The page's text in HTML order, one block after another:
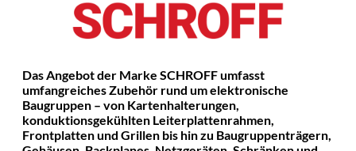
Das Angebot der Marke SCHROFF umfasst
umfangreiches Zubehör rund um elektronische
Baugruppen – von Kartenhalterungen,
konduktionsgekühlten Leiterplattenrahmen,
Frontplatten und Grillen bis hin zu Baugruppenträgern,